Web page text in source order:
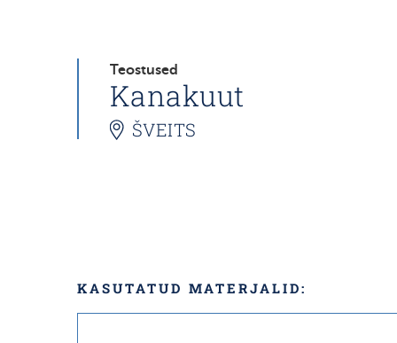
Teostused
Kanakuut
ŠVEITS
KASUTATUD MATERJALID: